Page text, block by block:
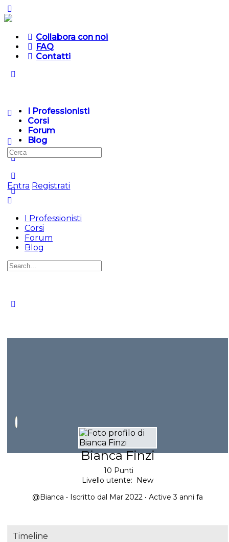
Collabora con noi
FAQ
Contatti
I Professionisti
Corsi
Forum
Blog
Entra Registrati
Cerca
per:
I Professionisti
Corsi
Forum
Blog
Cerca
per:
Bianca Finzi
10 Punti
Livello utente: New
@Bianca • Iscritto dal Mar 2022 • Active 3 anni fa
Timeline